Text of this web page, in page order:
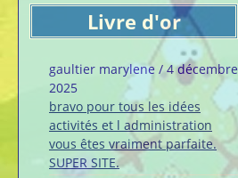
Livre d'or
gaultier marylene /4 décembre
2025
bravo pour tous les idées
activités et l administration
vous êtes vraiment parfaite.
SUPER SITE.